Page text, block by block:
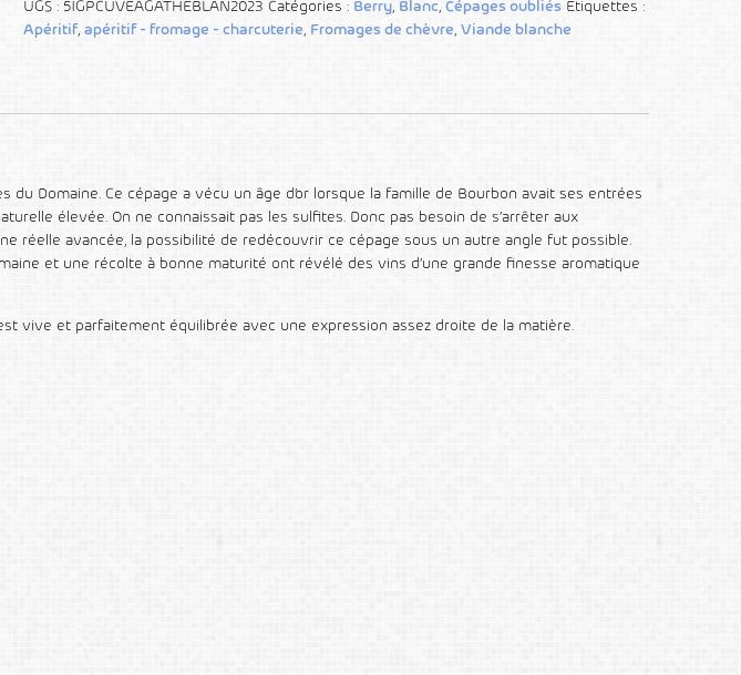
UGS : 5IGPCUVEAGATHEBLAN2023 Catégories : Berry, Blanc, Cépages oubliés Étiquettes :
Apéritif, apéritif - fromage - charcuterie, Fromages de chèvre, Viande blanche
Domaine. Ce cépage a vécu un âge d’or lorsque la famille de Bourbon avait ses entrées
élevée. On ne connaissait pas les sulfites. Donc pas besoin de s’arrêter aux
réelle avancée, la possibilité de redécouvrir ce cépage sous un autre angle fut possible.
et une récolte à bonne maturité ont révélé des vins d’une grande finesse aromatique
vive et parfaitement équilibrée avec une expression assez droite de la matière.